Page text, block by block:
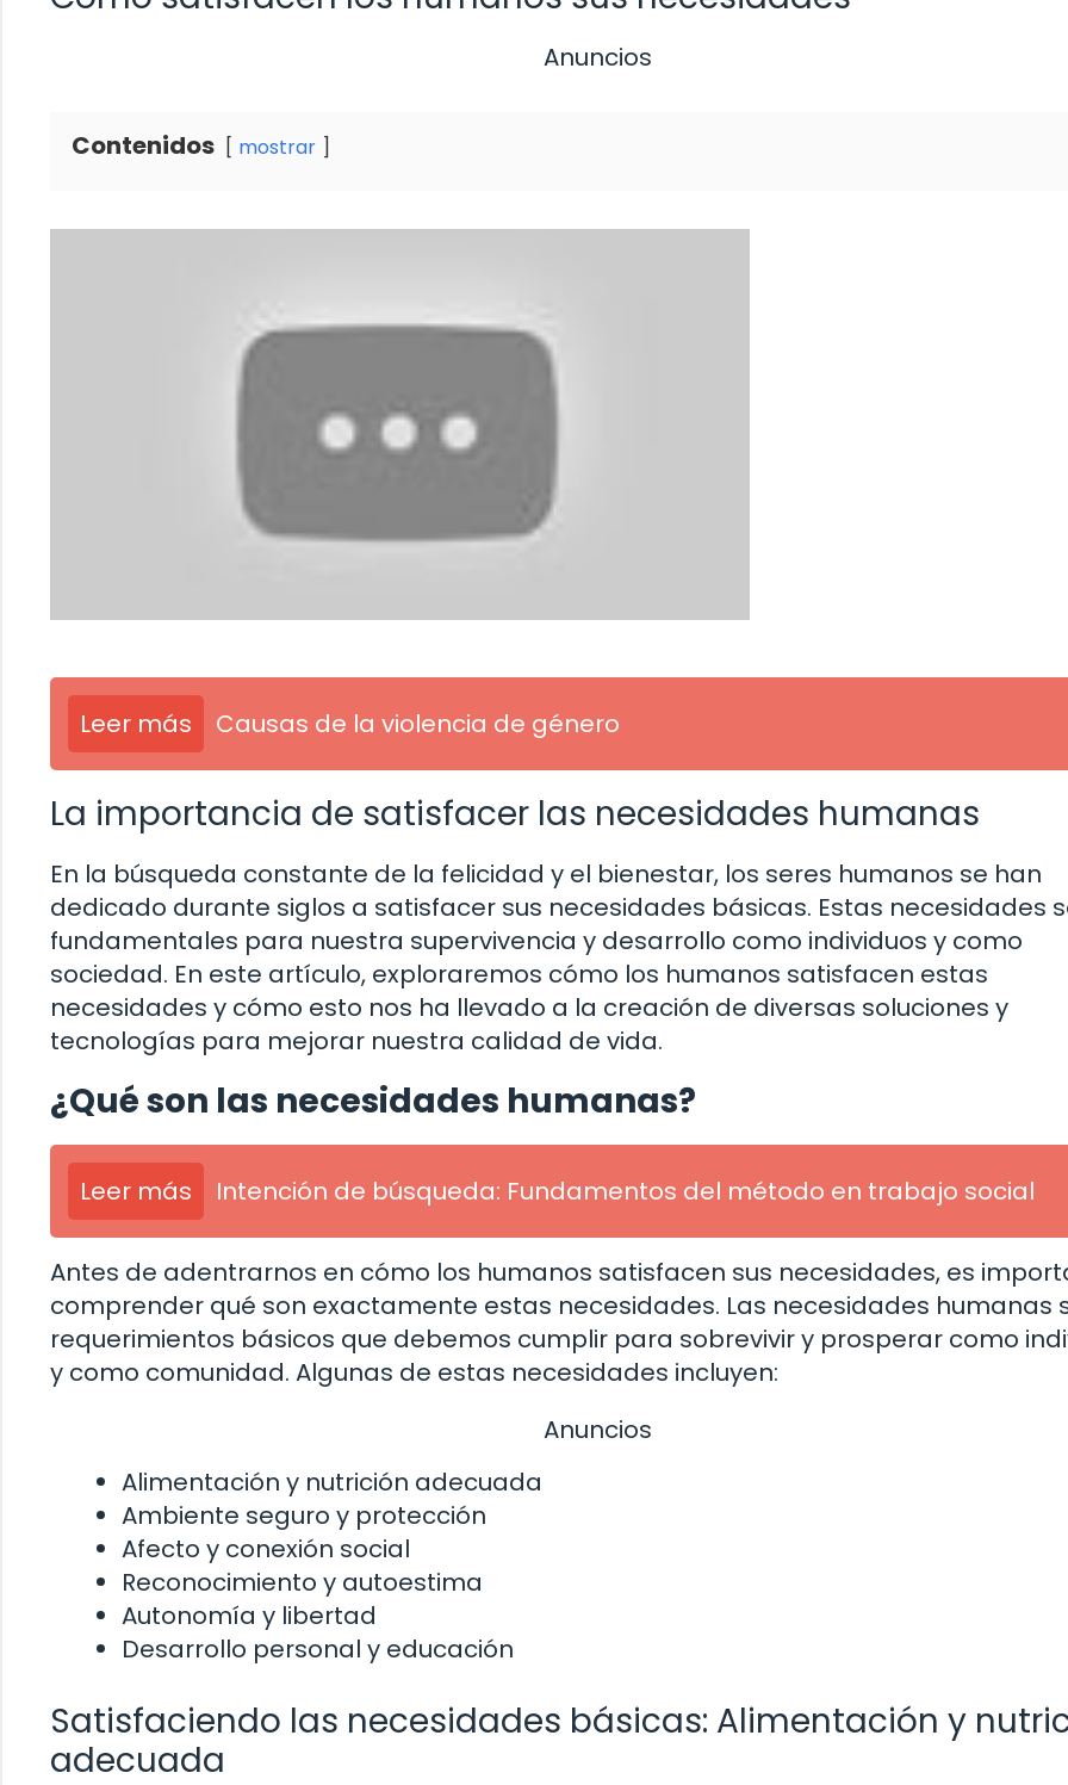
Anuncios
Contenidos mostrar
Leer más Causas de la violencia de género
La importancia de satisfacer las necesidades humanas
En la búsqueda constante de la felicidad y el bienestar, los seres humanos se han
dedicado durante siglos a satisfacer sus necesidades básicas. Estas necesidades
fundamentales para nuestra supervivencia y desarrollo como individuos y como
sociedad. En este artículo, exploraremos cómo los humanos satisfacen estas
necesidades y cómo esto nos ha llevado a la creación de diversas soluciones y
tecnologías para mejorar nuestra calidad de vida.
¿Qué son las necesidades humanas?
Leer más Intención de búsqueda: Fundamentos del método en trabajo social
Antes de adentrarnos en cómo los humanos satisfacen sus necesidades, es
comprender qué son exactamente estas necesidades. Las necesidades humanas
requerimientos básicos que debemos cumplir para sobrevivir y prosperar como
y como comunidad. Algunas de estas necesidades incluyen:
Anuncios
Alimentación y nutrición adecuada
Ambiente seguro y protección
Afecto y conexión social
Reconocimiento y autoestima
Autonomía y libertad
Desarrollo personal y educación
Satisfaciendo las necesidades básicas: Alimentación y
adecuada